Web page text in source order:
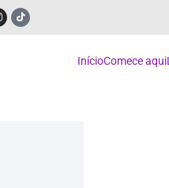
InícioComece aqui